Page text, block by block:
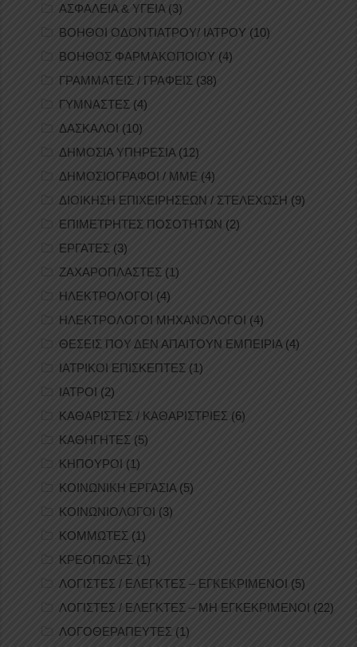
ΑΣΦΑΛΕΙΑ & ΥΓΕΙΑ (3)
ΒΟΗΘΟΙ ΟΔΟΝΤΙΑΤΡΟΥ/ ΙΑΤΡΟΥ (10)
ΒΟΗΘΟΣ ΦΑΡΜΑΚΟΠΟΙΟΥ (4)
ΓΡΑΜΜΑΤΕΙΣ / ΓΡΑΦΕΙΣ (38)
ΓΥΜΝΑΣΤΕΣ (4)
ΔΑΣΚΑΛΟΙ (10)
ΔΗΜΟΣΙΑ ΥΠΗΡΕΣΙΑ(12)
ΔΗΜΟΣΙΟΓΡΑΦΟΙ / ΜΜΕ (4)
ΔΙΟΙΚΗΣΗ ΕΠΙΧΕΙΡΗΣΕΩΝ / ΣΤΕΛΕΧΩΣΗ (9)
ΕΠΙΜΕΤΡΗΤΕΣ ΠΟΣΟΤΗΤΩΝ (2)
ΕΡΓΑΤΕΣ (3)
ΖΑΧΑΡΟΠΛΑΣΤΕΣ (1)
ΗΛΕΚΤΡΟΛΟΓΟΙ (4)
ΗΛΕΚΤΡΟΛΟΓΟΙ ΜΗΧΑΝΟΛΟΓΟΙ (4)
ΘΕΣΕΙΣ ΠΟΥ ΔΕΝ ΑΠΑΙΤΟΥΝ ΕΜΠΕΙΡΙΑ(4)
ΙΑΤΡΙΚΟΙ ΕΠΙΣΚΕΠΤΕΣ (1)
ΙΑΤΡΟΙ (2)
ΚΑΘΑΡΙΣΤΕΣ / ΚΑΘΑΡΙΣΤΡΙΕΣ (6)
ΚΑΘΗΓΗΤΕΣ (5)
ΚΗΠΟΥΡΟΙ (1)
ΚΟΙΝΩΝΙΚΗ ΕΡΓΑΣΙΑ(5)
ΚΟΙΝΩΝΙΟΛΟΓΟΙ (3)
ΚΟΜΜΩΤΕΣ (1)
ΚΡΕΟΠΩΛΕΣ (1)
ΛΟΓΙΣΤΕΣ / ΕΛΕΓΚΤΕΣ – ΕΓΚΕΚΡΙΜΕΝΟΙ (5)
ΛΟΓΙΣΤΕΣ / ΕΛΕΓΚΤΕΣ – ΜΗ ΕΓΚΕΚΡΙΜΕΝΟΙ (22)
ΛΟΓΟΘΕΡΑΠΕΥΤΕΣ (1)